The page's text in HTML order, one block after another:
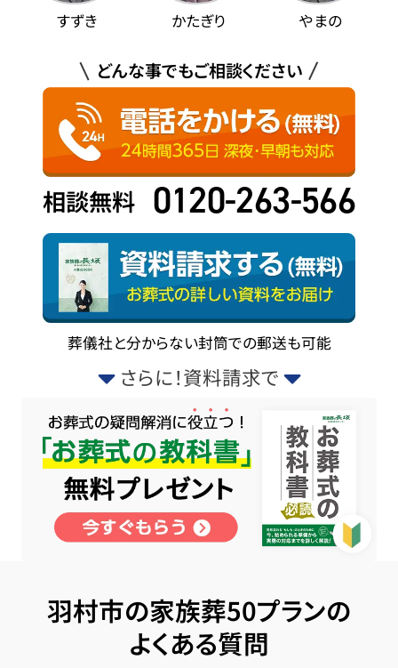
すずき かたぎり やまの
どんな事でもご相談ください
相談無料 0120-263-566
葬儀社と分からない封筒での郵送も可能
さらに！資料請求で
羽村市の家族葬50プランの
よくある質問